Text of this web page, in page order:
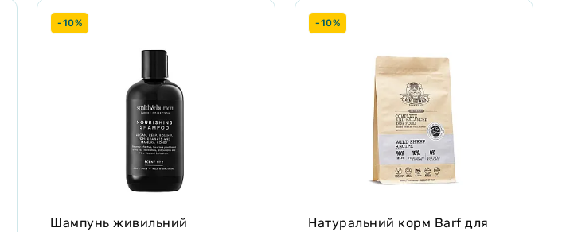
-10%
Шампунь живильний
-10%
Натуральний корм Barf для